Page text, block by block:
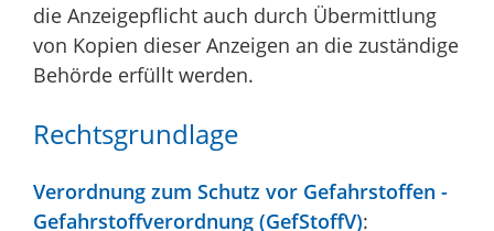
die Anzeigepflicht auch durch Übermittlung
von Kopien dieser Anzeigen an die zuständige
Behörde erfüllt werden.
Rechtsgrundlage
Verordnung zum Schutz vor Gefahrstoffen -
Gefahrstoffverordnung (GefStoffV):